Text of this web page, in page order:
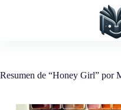
Resumen de “Honey Girl” por